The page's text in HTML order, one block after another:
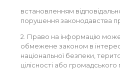
встановленням
порушення законодавства
2. Право на інформацію
обмежене законом в
національної безпеки,
цілісності або громадського